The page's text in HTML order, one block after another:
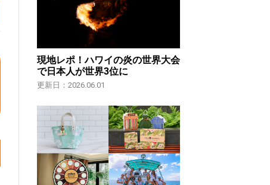
現地レポ！ハワイの炎の世界大会
で日本人が世界3位に
更新日：2026.06.01